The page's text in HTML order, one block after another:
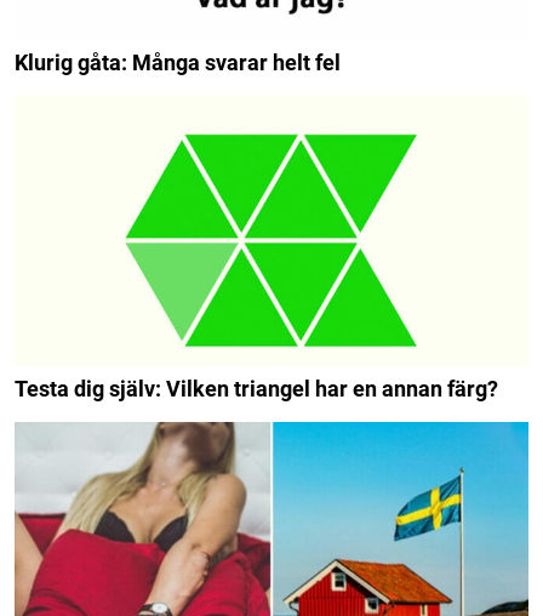
Klurig gåta: Många svarar helt fel
Testa dig själv: Vilken triangel har en annan färg?